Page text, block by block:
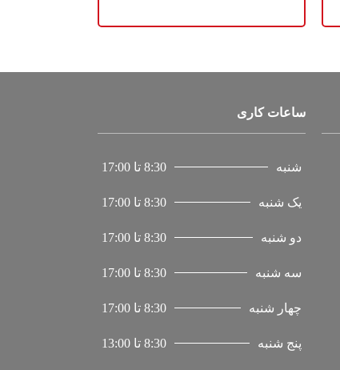
ساعات کاری
شنبه 8:30 تا 17:00
یک شنبه 8:30 تا 17:00
دو شنبه 8:30 تا 17:00
سه شنبه 8:30 تا 17:00
چهار شنبه 8:30 تا 17:00
پنج شنبه 8:30 تا 13:00